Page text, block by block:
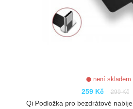
není skladem
259 Kč 299 Kč
Qi Podložka pro bezdrátové